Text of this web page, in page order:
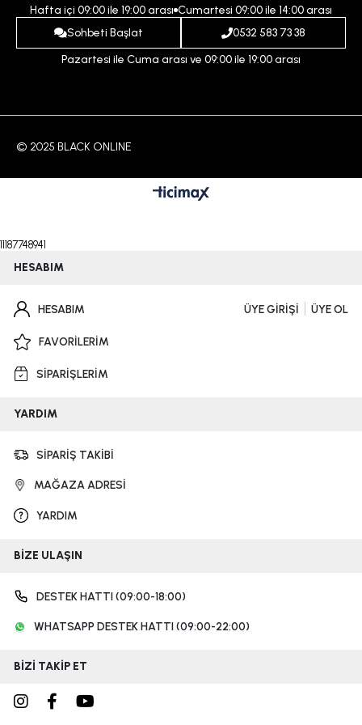
İndirim
Hafta içi 09:00 ile 19:00 arası Cumartesi 09:00 ile 14:00 arası
Sohbeti Başlat
0532 583 73 38
Pazartesi ile Cuma arası ve 09:00 ile 19:00 arası
© 2025 BLACK ONLINE
11187748941
HESABIM
HESABIM ÜYE GİRİŞİ ÜYE OL
FAVORİLERİM
SİPARİŞLERİM
YARDIM
SİPARİŞ TAKİBİ
MAĞAZA ADRESİ
YARDIM
BİZE ULAŞIN
DESTEK HATTI (09:00-18:00)
WHATSAPP DESTEK HATTI (09:00-22:00)
BİZİ TAKİP ET